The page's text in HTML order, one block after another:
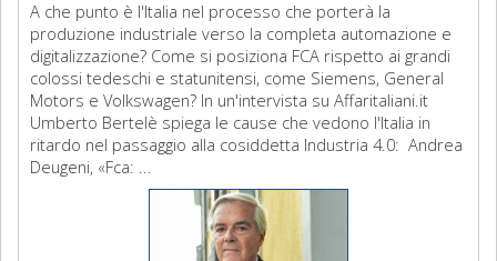
A che punto è l'Italia nel processo che porterà la
produzione industriale verso la completa automazione e
digitalizzazione? Come si posiziona FCA rispetto ai grandi
colossi tedeschi e statunitensi, come Siemens, General
Motors e Volkswagen? In un'intervista su Affaritaliani.it
Umberto Bertelè spiega le cause che vedono l'Italia in
ritardo nel passaggio alla cosiddetta Industria 4.0: Andrea
Deugeni, «Fca: ...